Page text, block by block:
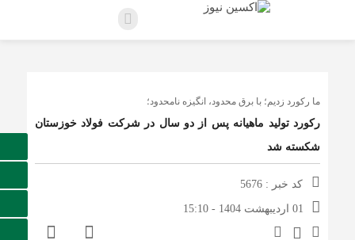
ما رکورد زدیم؛ با برق محدود، انگیزه نامحدود؛
رکورد تولید ماهیانه پس از دو سال در شرکت فولاد خوزستان
شکسته شد
کد خبر : 5676
01 اردیبهشت 1404 - 15:10